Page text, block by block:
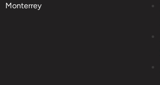
Monterrey